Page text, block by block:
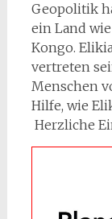
Geopolitik
ein Land
Kongo.
vertreten
Menschen
Hilfe, wie
Herzliche